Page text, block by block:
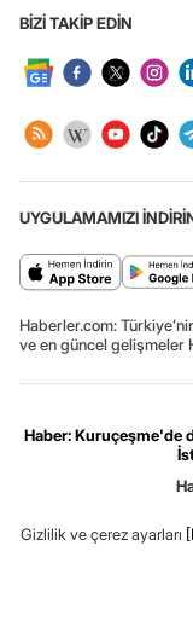
BİZİ TAKİP EDİN
UYGULAMAMIZI
Haberler.com:
ve en güncel gelişmeler
Haber: Kuruçeşme'de
Gizlilik ve çerez ayarları